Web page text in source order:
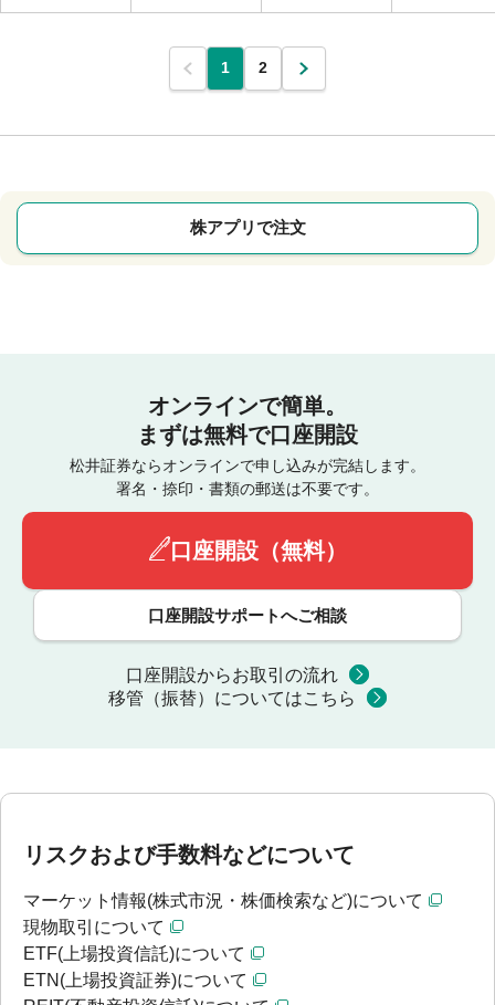
1 2
株アプリで注文
オンラインで簡単。
まずは無料で口座開設
松井証券ならオンラインで申し込みが完結します。
署名・捺印・書類の郵送は不要です。
口座開設（無料）
口座開設サポートへご相談
口座開設からお取引の流れ
移管（振替）についてはこちら
リスクおよび手数料などについて
マーケット情報(株式市況・株価検索など)について
現物取引について
ETF(上場投資信託)について
ETN(上場投資証券)について